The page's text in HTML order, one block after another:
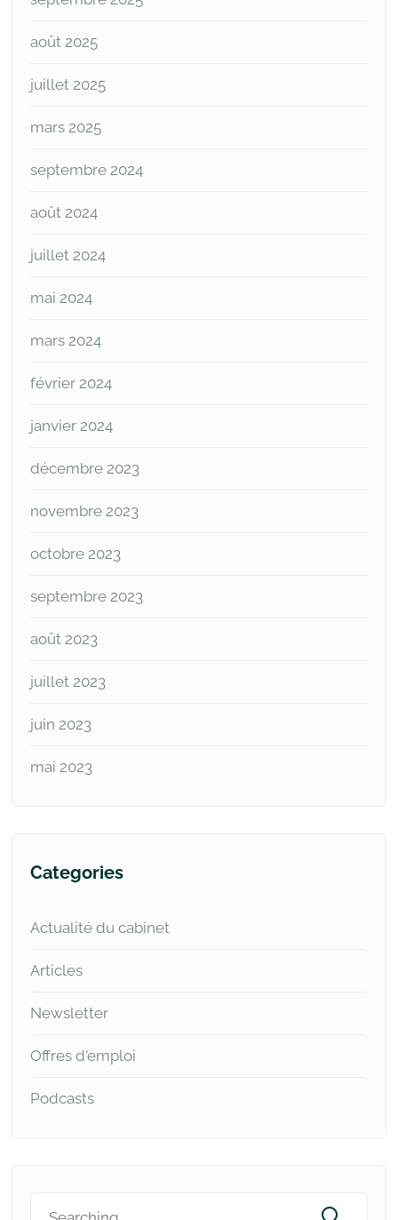
août 2025
juillet 2025
mars 2025
septembre 2024
août 2024
juillet 2024
mai 2024
mars 2024
février 2024
janvier 2024
décembre 2023
novembre 2023
octobre 2023
septembre 2023
août 2023
juillet 2023
juin 2023
mai 2023
Categories
Actualité du cabinet
Articles
Newsletter
Offres d'emploi
Podcasts